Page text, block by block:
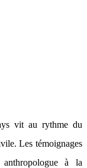
vit au rythme du
Les témoignages
anthropologue à la